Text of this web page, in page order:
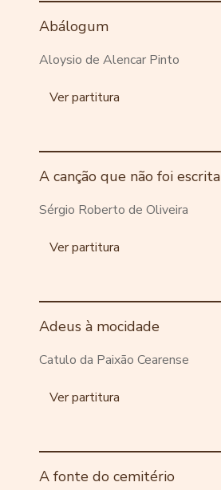
Abálogum
Aloysio de Alencar Pinto
Ver partitura
A canção que não foi escrita
Sérgio Roberto de Oliveira
Ver partitura
Adeus à mocidade
Catulo da Paixão Cearense
Ver partitura
A fonte do cemitério